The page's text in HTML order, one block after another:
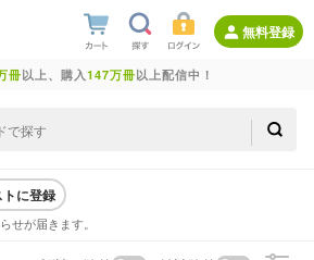
無料登録
冊以上、購入147万冊以上配信中！
に登録
せが届きます。